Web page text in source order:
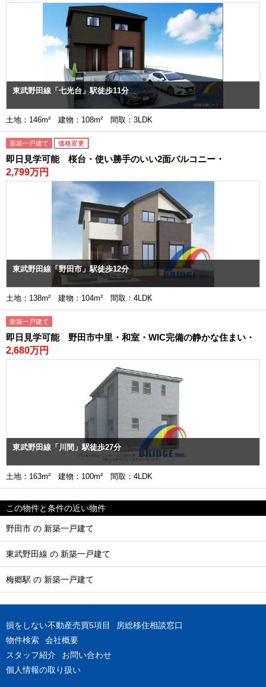
東武野田線「七光台」駅徒歩11分
土地：146m² 建物：108m² 間取：3LDK
新築一戸建て 価格変更
即日見学可能 桜台・使い勝手のいい2面バルコニー・
2,799万円
東武野田線「野田市」駅徒歩12分
土地：138m² 建物：104m² 間取：4LDK
新築一戸建て
即日見学可能 野田市中里・和室・WIC完備の静かな住まい・
2,680万円
東武野田線「川間」駅徒歩27分
土地：163m² 建物：100m² 間取：4LDK
この物件と条件の近い物件
野田市 の 新築一戸建て
東武野田線 の 新築一戸建て
梅郷駅 の 新築一戸建て
損をしない不動産売買5項目
房総移住相談窓口
物件検索
会社概要
スタッフ紹介
お問い合わせ
個人情報の取り扱い